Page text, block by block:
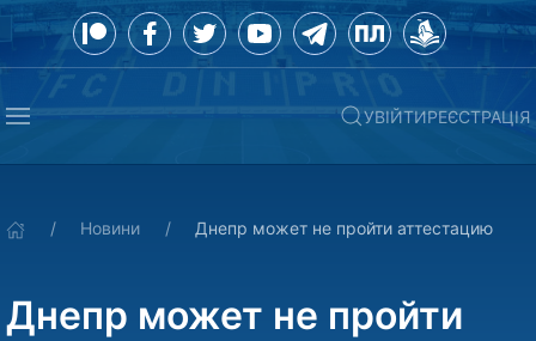
УВІЙТИРЕЄСТРАЦІЯ
Новини Днепр может не пройти аттестацию
Днепр может не пройти